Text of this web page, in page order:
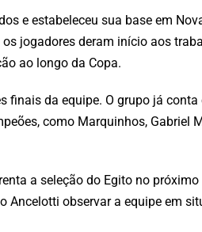
e estabeleceu sua base em
jogadores deram início aos
ao longo da Copa.
finais da equipe. O grupo já
como Marquinhos, Gabriel
a seleção do Egito no
Ancelotti observar a equipe em